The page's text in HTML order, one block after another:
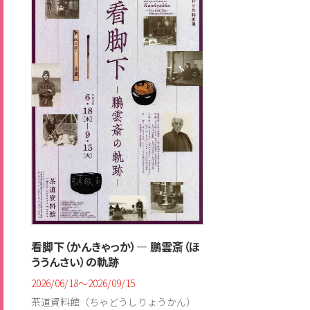
看脚下（かんきゃっか）― 鵬雲斎（ほ
ううんさい）の軌跡
2026/06/18〜2026/09/15
茶道資料館（ちゃどうしりょうかん）